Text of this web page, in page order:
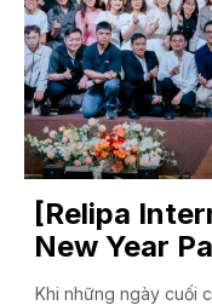
[Relipa
New Year
Together,
Khi những ngày cuối